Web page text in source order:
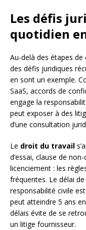
Les défis
quotidien
Au-delà des étapes de
des défis juridiques
en sont un exemple.
SaaS, accords de
engage la
peut exposer à des
d’une consultation
Le droit du travail
d’essai, clause de
licenciement : les
fréquentes. Le délai
responsabilité civile
peut atteindre 5 ans
délais évite de se
un litige fournisseur.